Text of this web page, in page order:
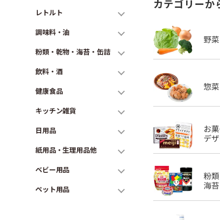
レトルト
調味料・油
粉類・乾物・海苔・缶詰
飲料・酒
健康食品
キッチン雑貨
日用品
紙用品・生理用品他
ベビー用品
ペット用品
カテゴリーか